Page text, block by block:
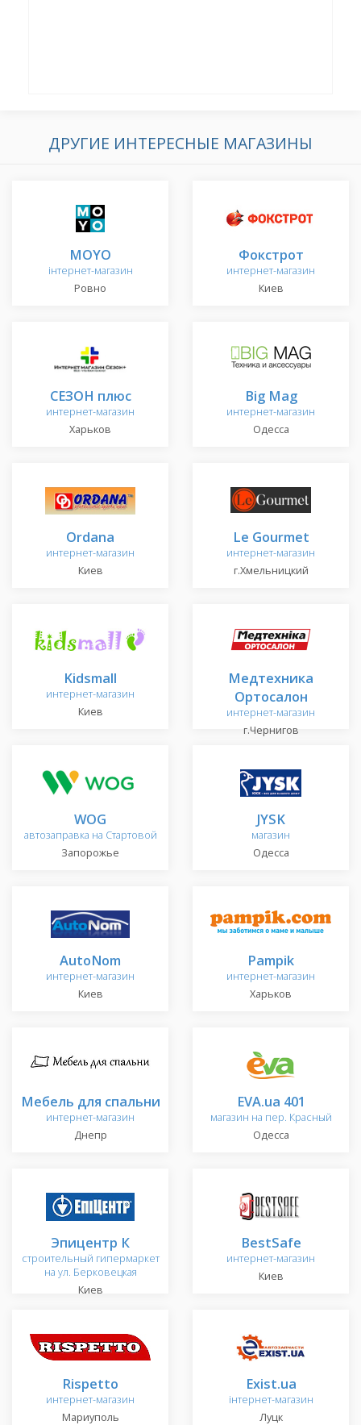
ДРУГИЕ ИНТЕРЕСНЫЕ МАГАЗИНЫ
MOYO
інтернет-магазин
Ровно
Фокстрот
интернет-магазин
Киев
СЕЗОН плюс
интернет-магазин
Харьков
Big Mag
интернет-магазин
Одесса
Ordana
интернет-магазин
Киев
Le Gourmet
интернет-магазин
г.Хмельницкий
Kidsmall
интернет-магазин
Киев
Медтехника
Ортосалон
интернет-магазин
г.Чернигов
WOG
автозаправка на Стартовой
Запорожье
JYSK
магазин
Одесса
AutoNom
интернет-магазин
Киев
Pampik
интернет-магазин
Харьков
Мебель для спальни
интернет-магазин
Днепр
EVA.ua 401
магазин на пер. Красный
Одесса
Эпицентр К
строительный гипермаркет
на ул. Берковецкая
Киев
BestSafe
интернет-магазин
Киев
Rispetto
интернет-магазин
Мариуполь
Exist.ua
інтернет-магазин
Луцк